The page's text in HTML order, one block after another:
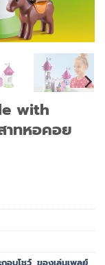
with
าทหอคอย